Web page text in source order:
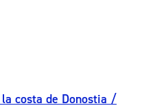
costa de Donostia /